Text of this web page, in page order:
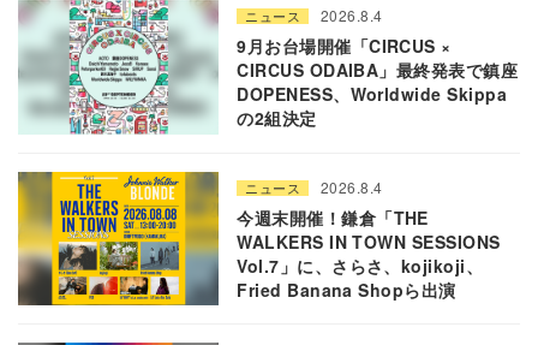
ニュース 2026.8.4
9月お台場開催「CIRCUS ×
CIRCUS ODAIBA」最終発表で鎮座
DOPENESS、Worldwide Skippa
の2組決定
ニュース 2026.8.4
今週末開催！鎌倉「THE
WALKERS IN TOWN SESSIONS
Vol.7」に、さらさ、kojikoji、
Fried Banana Shopら出演